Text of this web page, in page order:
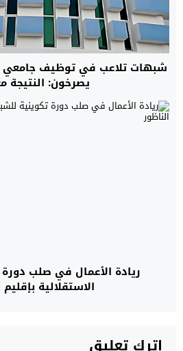
شبهات تلاعب في توظيف جامعي
يصرخون: النتيجة
ريادة الأعمال في صلب دورة
الاستقلالية
اترك تعليق